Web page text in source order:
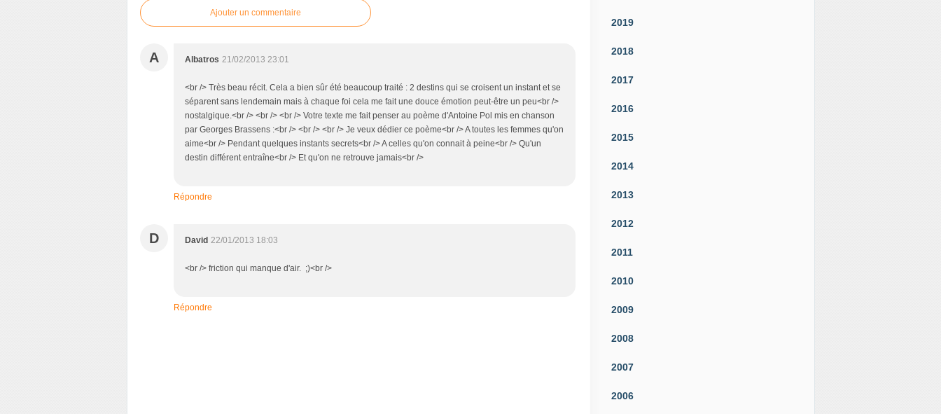
Ajouter un commentaire
A Albatros 21/02/2013 23:01
<br /> Très beau récit. Cela a bien sûr été beaucoup traité : 2 destins qui se croisent un instant et se
séparent sans lendemain mais à chaque foi cela me fait une douce émotion peut-être un peu<br />
nostalgique.<br /> <br /> <br /> Votre texte me fait penser au poème d'Antoine Pol mis en chanson
par Georges Brassens :<br /> <br /> <br /> Je veux dédier ce poème<br /> A toutes les femmes qu'on
aime<br /> Pendant quelques instants secrets<br /> A celles qu'on connait à peine<br /> Qu'un
destin différent entraîne<br /> Et qu'on ne retrouve jamais<br />
Répondre
D David 22/01/2013 18:03
<br /> friction qui manque d'air. ;)<br />
Répondre
2019
2018
2017
2016
2015
2014
2013
2012
2011
2010
2009
2008
2007
2006